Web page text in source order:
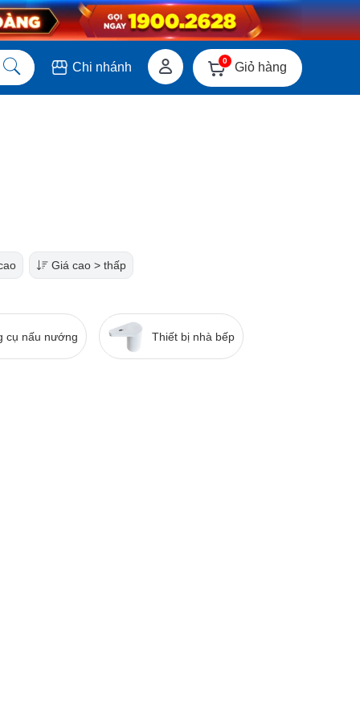
Chi nhánh 0 Giỏ hàng
Giá cao > thấp
cụ nấu nướng Thiết bị nhà bếp